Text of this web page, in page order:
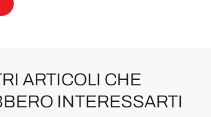
ARTICOLI CHE
INTERESSARTI